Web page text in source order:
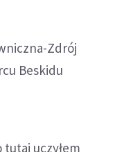
Zdrój
Beskidu
uczyłem